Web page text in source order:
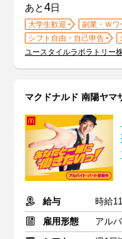
あと4日
大学生歓迎 副業・Ｗワ
シフト自由・自己申告
ユースタイルラボラトリー
マクドナルド 南陽ヤマ
給与
時給
雇用形態
アル